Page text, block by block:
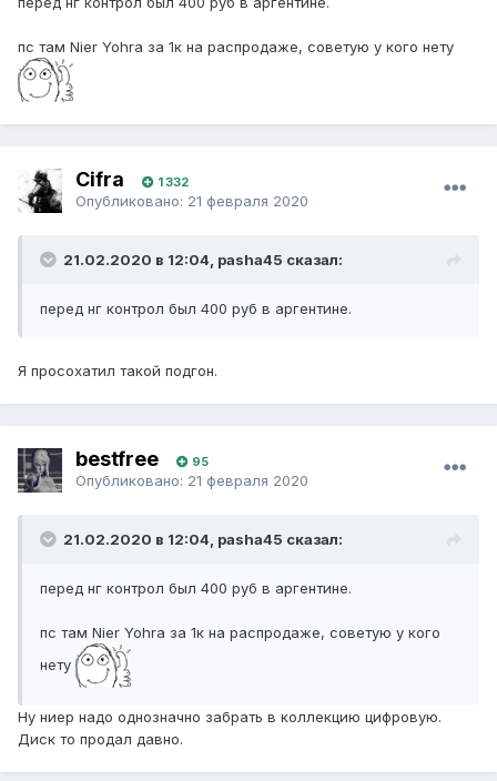
пс там Nier Yohra за 1к на распродаже, советую у кого нету
Cifra 1 332
Опубликовано: 21 февраля 2020
21.02.2020 в 12:04, pasha45 сказал:
перед нг контрол был 400 руб в аргентине.
Я просохатил такой подгон.
bestfree 95
Опубликовано: 21 февраля 2020
21.02.2020 в 12:04, pasha45 сказал:
перед нг контрол был 400 руб в аргентине.
пс там Nier Yohra за 1к на распродаже, советую у кого
нету
Ну ниер надо однозначно забрать в коллекцию цифровую.
Диск то продал давно.